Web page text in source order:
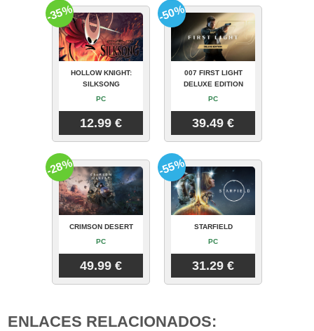
HOLLOW KNIGHT:
SILKSONG
PC
12.99 €
-35%
007 FIRST LIGHT
DELUXE EDITION
PC
39.49 €
-50%
CRIMSON DESERT
PC
49.99 €
-28%
STARFIELD
PC
31.29 €
-55%
ENLACES RELACIONADOS: